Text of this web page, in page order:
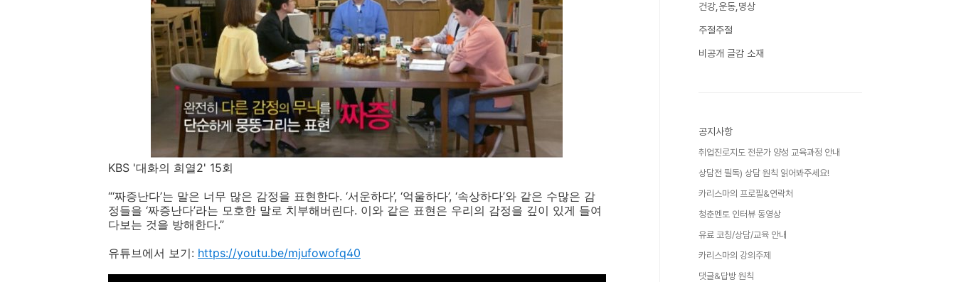
KBS '대화의 희열2' 15회
“‘짜증난다’는 말은 너무 많은 감정을 표현한다. ‘서운하다’, ‘억울하다’, ‘속상하다’와 같은 수많은 감
정들을 ‘짜증난다’라는 모호한 말로 치부해버린다. 이와 같은 표현은 우리의 감정을 깊이 있게 들여
다보는 것을 방해한다.”
유튜브에서 보기: https://youtu.be/mjufowofq40
건강,운동,명상
주절주절
비공개 글감 소재
공지사항
취업진로지도 전문가 양성 교육과정 안내
상담전 필독) 상담 원칙 읽어봐주세요!
카리스마의 프로필&연락처
청춘멘토 인터뷰 동영상
유료 코칭/상담/교육 안내
카리스마의 강의주제
댓글&답방 원칙